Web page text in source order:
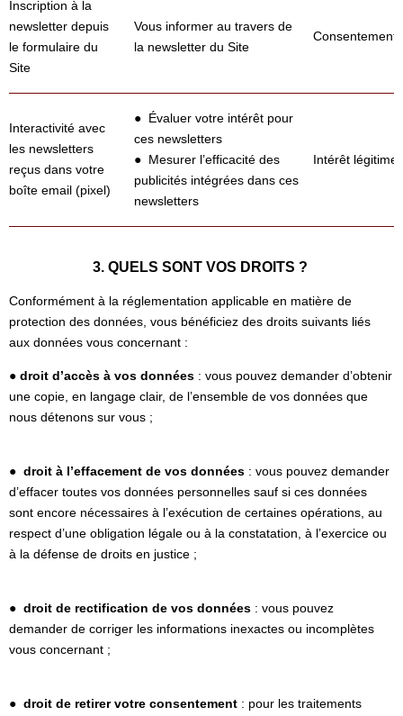
Inscription à la
newsletter depuis
le formulaire du
Site
Vous informer au travers de
la newsletter du Site
Consentement
Interactivité avec
les newsletters
reçus dans votre
boîte email (pixel)
● Évaluer votre intérêt pour
ces newsletters
● Mesurer l’efficacité des
publicités intégrées dans ces
newsletters
Intérêt légitime
3. QUELS SONT VOS DROITS ?
Conformément à la réglementation applicable en matière de
protection des données, vous bénéficiez des droits suivants liés
aux données vous concernant :
● droit d’accès à vos données : vous pouvez demander d’obtenir
une copie, en langage clair, de l’ensemble de vos données que
nous détenons sur vous ;
● droit à l’effacement de vos données : vous pouvez demander
d’effacer toutes vos données personnelles sauf si ces données
sont encore nécessaires à l’exécution de certaines opérations, au
respect d’une obligation légale ou à la constatation, à l’exercice ou
à la défense de droits en justice ;
● droit de rectification de vos données : vous pouvez
demander de corriger les informations inexactes ou incomplètes
vous concernant ;
● droit de retirer votre consentement : pour les traitements